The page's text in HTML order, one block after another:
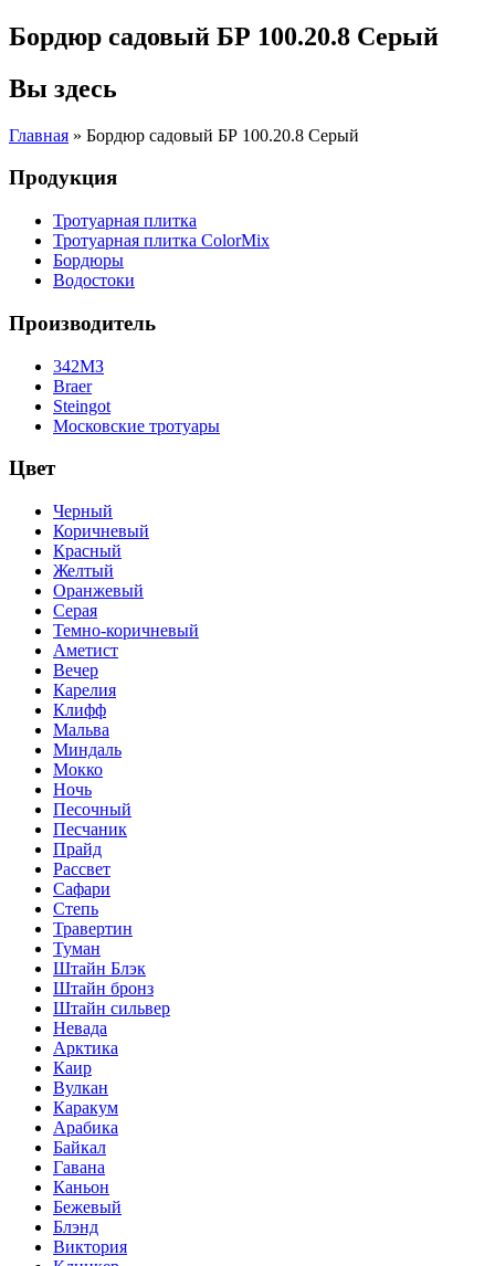
Бордюр садовый БР 100.20.8 Серый
Вы здесь
Главная » Бордюр садовый БР 100.20.8 Серый
Продукция
Тротуарная плитка
Тротуарная плитка ColorMix
Бордюры
Водостоки
Производитель
342МЗ
Braer
Steingot
Московские тротуары
Цвет
Черный
Коричневый
Красный
Желтый
Оранжевый
Серая
Темно-коричневый
Аметист
Вечер
Карелия
Клифф
Мальва
Миндаль
Мокко
Ночь
Песочный
Песчаник
Прайд
Рассвет
Сафари
Степь
Травертин
Туман
Штайн Блэк
Штайн бронз
Штайн сильвер
Невада
Арктика
Каир
Вулкан
Каракум
Арабика
Байкал
Гавана
Каньон
Бежевый
Блэнд
Виктория